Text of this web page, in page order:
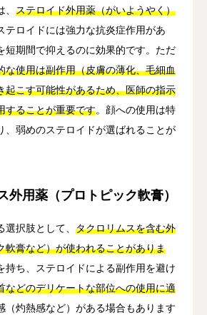
ステロイド外用薬（がいようやく）
テロイドには強力な抗炎症作用があ
短期間で抑えるのに効果的です。ただ
な使用は副作用（皮膚の薄化、毛細血
起こす可能性があるため、医師の指示
することが重要です。顔への使用は特
、弱めのステロイドが選ばれることが
外用薬（プロトピック軟膏）
択肢として、 タクロリムスを含む外
軟膏など）が使われることがありま
持ち、ステロイドによる副作用を避け
などのデリケートな部位への使用に適
（灼熱感など）がある場合もあります